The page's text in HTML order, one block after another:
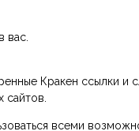
вас.
Кракен ссылки и
сайтов.
всеми